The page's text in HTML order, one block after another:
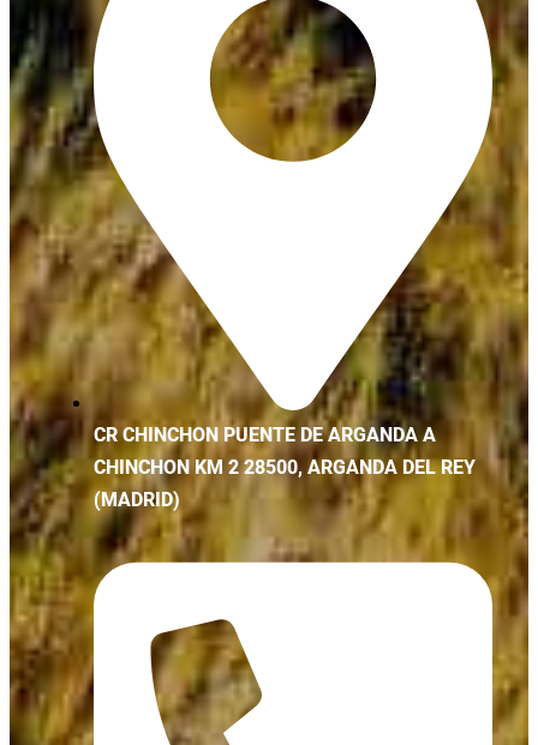
CR CHINCHON PUENTE DE ARGANDA A
CHINCHON KM 2 28500, ARGANDA DEL REY
(MADRID)